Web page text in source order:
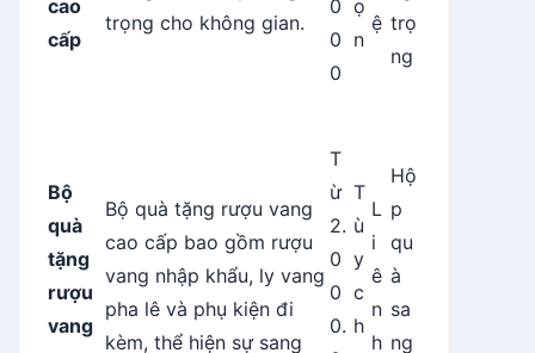
cao
cấp
trọng cho không gian.
0
0
0
ọ
n
ệ trọ
ng
Bộ
quà
tặng
rượu
vang
Bộ quà tặng rượu vang
cao cấp bao gồm rượu
vang nhập khẩu, ly vang
pha lê và phụ kiện đi
kèm, thể hiện sự sang
T
ừ
2.
0
0
0.
T
ù
y
c
h
L
i
ê
n
h
Hộ
p
qu
à
sa
ng